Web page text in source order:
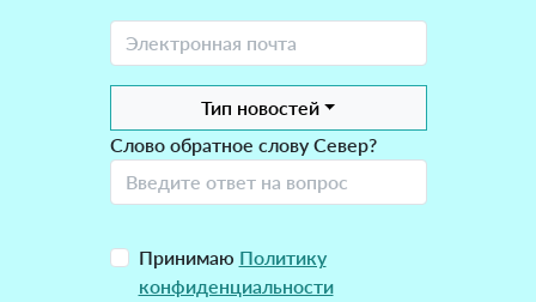
Тип новостей
Слово обратное слову Север?
Принимаю Политику
конфиденциальности